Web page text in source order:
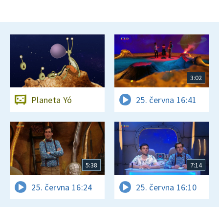
Planeta Yó
3:02
25. června 16:41
5:38
25. června 16:24
7:14
25. června 16:10